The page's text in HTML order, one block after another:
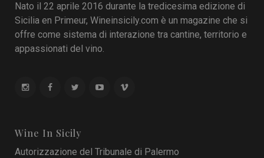
Nato il 22 aprile 2016 durante la tredicesima edizione di
Sicilia en Primeur, Wineinsicily.com è un magazine che si
offre come sistema di interazione tra cantine, territorio e
appassionati del vino.
Wine In Sicily
Autorizzazione del Tribunale di Palermo